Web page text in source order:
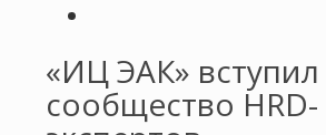
«ИЦ ЭАК» вступил
сообщество HRD-